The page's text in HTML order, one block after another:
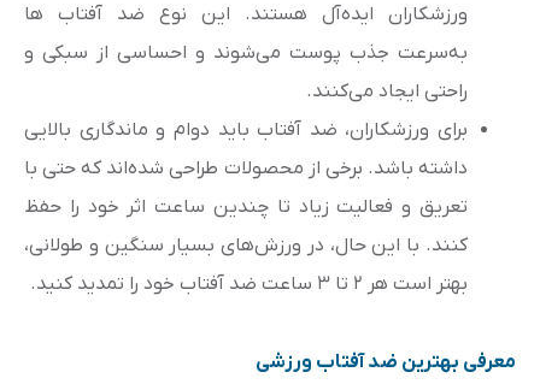
ورزشکاران ایده‌آل هستند. این نوع ضد آفتاب ها
به‌سرعت جذب پوست می‌شوند و احساسی از سبکی و
راحتی ایجاد می‌کنند.
برای ورزشکاران، ضد آفتاب باید دوام و ماندگاری بالایی
داشته باشد. برخی از محصولات طراحی شده‌اند که حتی با
تعریق و فعالیت زیاد تا چندین ساعت اثر خود را حفظ
کنند. با این حال، در ورزش‌های بسیار سنگین و طولانی،
بهتر است هر ۲ تا ۳ ساعت ضد آفتاب خود را تمدید کنید.
معرفی بهترین ضد آفتاب ورزشی